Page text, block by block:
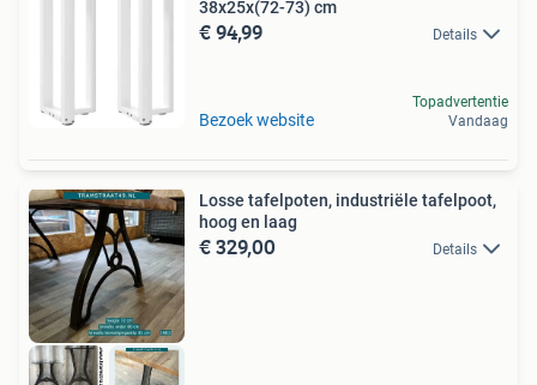
38x25x(72-73) cm
€ 94,99 Details
Bezoek website
Topadvertentie
Vandaag
Losse tafelpoten, industriële tafelpoot,
hoog en laag
€ 329,00 Details